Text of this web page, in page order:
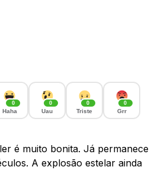
0
Haha
0
Uau
0
Triste
0
Grr
é muito bonita. Já permanece
A explosão estelar ainda